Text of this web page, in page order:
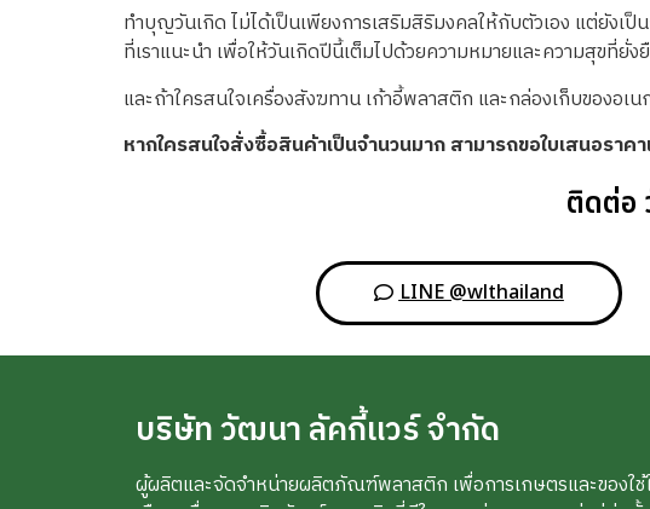
ทำบุญวันเกิด ไม่ได้เป็นเพียงการเสริมสิริมงคลให้กับตัวเอง แต่ยัง
ที่เราแนะนำ เพื่อให้วันเกิดปีนี้เต็มไปด้วยความหมายและความสุขที่ยั่ง
และถ้าใครสนใจเครื่องสังฆทาน เก้าอี้พลาสติก และกล่องเก็บของ
หากใครสนใจสั่งซื้อสินค้าเป็นจำนวนมาก สามารถขอใบเสนอราค
ติดต่อ
LINE @wlthailand
บริษัท วัฒนา ลัคกี้แวร์ จำกัด
ผู้ผลิตและจัดจำหน่ายผลิตภัณฑ์พลาสติก เพื่อการเกษตรและของใช้